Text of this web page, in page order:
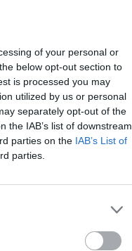
of your personal or
below opt-out section to
is processed you may
utilized by us or personal
separately opt-out of the
the IAB’s list of downstream
parties on the IAB’s List of
parties.